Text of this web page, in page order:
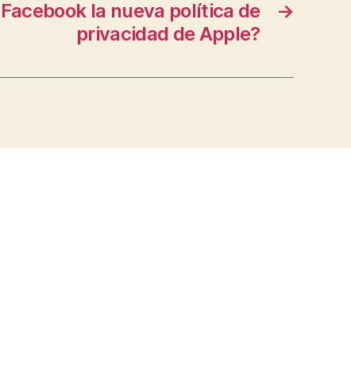
→
la nueva política de
privacidad de Apple?